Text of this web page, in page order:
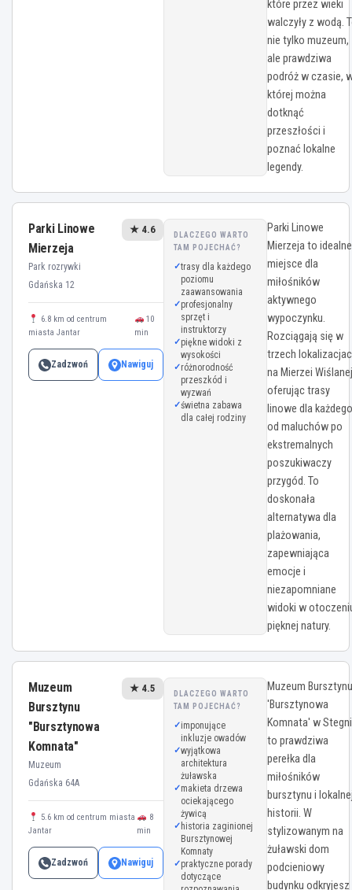
które przez wieki
walczyły z wodą.
nie tylko muzeum,
ale prawdziwa
podróż w czasie,
której można
dotknąć
przeszłości i
poznać lokalne
legendy.
Parki Linowe
Mierzeja
Park rozrywki
Gdańska 12
★ 4.6
6.8 km od centrum
miasta Jantar
10
min
Zadzwoń Nawiguj
DLACZEGO WARTO
TAM POJECHAĆ?
trasy dla każdego
poziomu
zaawansowania
profesjonalny
sprzęt i
instruktorzy
piękne widoki z
wysokości
różnorodność
przeszkód i
wyzwań
świetna zabawa
dla całej rodziny
Parki Linowe
Mierzeja to idealne
miejsce dla
miłośników
aktywnego
wypoczynku.
Rozciągają się w
trzech
na Mierzei
oferując trasy
linowe dla
od maluchów po
ekstremalnych
poszukiwaczy
przygód. To
doskonała
alternatywa dla
plażowania,
zapewniająca
emocje i
niezapomniane
widoki w
pięknej natury.
Muzeum
Bursztynu
"Bursztynowa
Komnata"
Muzeum
Gdańska 64A
★ 4.5
5.6 km od centrum miasta
Jantar
8
min
Zadzwoń Nawiguj
DLACZEGO WARTO
TAM POJECHAĆ?
imponujące
inkluzje owadów
wyjątkowa
architektura
żuławska
makieta drzewa
ociekającego
żywicą
historia zaginionej
Bursztynowej
Komnaty
praktyczne porady
dotyczące
Muzeum Bursztynu
'Bursztynowa
Komnata' w
to prawdziwa
perełka dla
miłośników
bursztynu i
historii. W
stylizowanym na
żuławski dom
podcieniowy
budynku odkryjesz